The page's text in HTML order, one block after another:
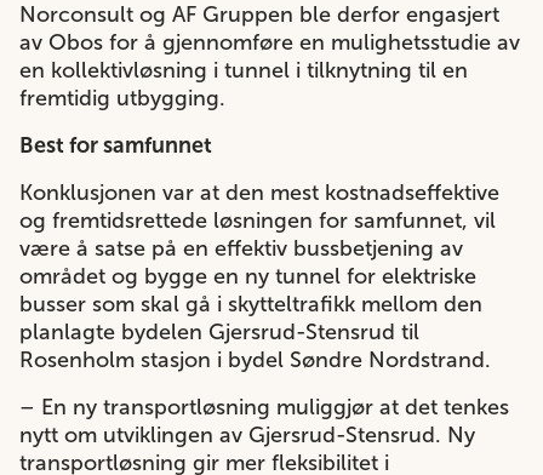
Norconsult og AF Gruppen ble derfor engasjert
av Obos for å gjennomføre en mulighetsstudie av
en kollektivløsning i tunnel i tilknytning til en
fremtidig utbygging.
Best for samfunnet
Konklusjonen var at den mest kostnadseffektive
og fremtidsrettede løsningen for samfunnet, vil
være å satse på en effektiv bussbetjening av
området og bygge en ny tunnel for elektriske
busser som skal gå i skytteltrafikk mellom den
planlagte bydelen Gjersrud-Stensrud til
Rosenholm stasjon i bydel Søndre Nordstrand.
– En ny transportløsning muliggjør at det tenkes
nytt om utviklingen av Gjersrud-Stensrud. Ny
transportløsning gir mer fleksibilitet i